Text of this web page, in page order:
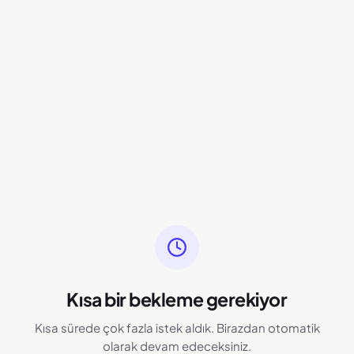
Kısa bir bekleme gerekiyor
Kısa sürede çok fazla istek aldık. Birazdan otomatik
olarak devam edeceksiniz.